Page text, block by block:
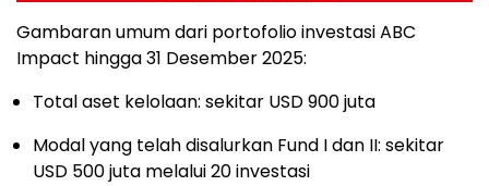
Gambaran umum dari portofolio investasi ABC
Impact hingga 31 Desember 2025:
Total aset kelolaan: sekitar USD 900 juta
Modal yang telah disalurkan Fund I dan II: sekitar
USD 500 juta melalui 20 investasi